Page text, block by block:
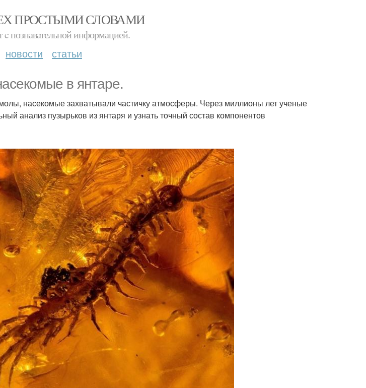
ПРОСТЫМИ СЛОВАМИ
познавательной информацией.
новости статьи
в янтаре.
насекомые захватывали частичку атмосферы. Через миллионы лет ученые
анализ пузырьков из янтаря и узнать точный состав компонентов